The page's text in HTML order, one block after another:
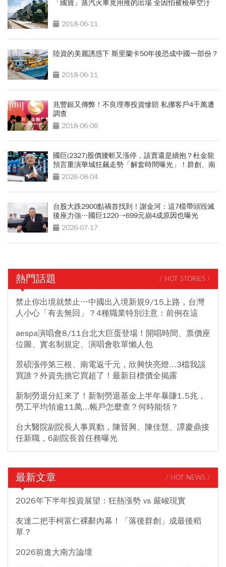
「國寶」蒸汽火車竟用推的出場 全因怕被檢舉空汙
2018-06-11
陸資的美麗誘惑下 斯里蘭卡50年後恐成中國一部份？
2018-06-11
兆豐銀又傳弊！不良理專投資慘賠 私挪客戶4千萬遭
調查
2018-06-06
國巨(2327)股價腰斬又漲停，該賣還是續抱？杜金龍
預言重演華城狂飆走勢「解套時間曝光」！群創、南
亞科也點名
2026-08-04
台股大跌2900點禍首找到！謝金河：這7檔帶頭毀滅
後座力強…國巨1220→699元崩4成原因也曝光
2026-07-17
熱門話題 / HOT STORIES /
禁止你出境就禁止…中國出入境新規9/15上路，台灣
人小心「有去無回」？4種職業特別注意：前例在這
aespa演唱會8/11台北大巨蛋登場！開唱時間、票價座
位圖、實名制規定、演唱會歌單懶人包
景碩漲停第三根、南電返千元，欣興快亮燈...3檔我該
買誰？外資先挑它買超了！最新目標價全揭露
新制勞退分紅來了！新制勞退基金上半年暴賺1.5兆，
勞工平均領逾11萬...帳戶怎麼查？何時能領？
台大醫院副院長人事異動，陳晉興、陳佳慧、譚慶鼎接
任新職，6副院長首任務曝光
最新文章 / HOT NEWS /
2026年下半年投資展望：狂熱漲勢 vs 嚴峻現實
友達二把手柯富仁裸辭內幕！「落後群創」成最後稻
草？
2026前進大南方論壇